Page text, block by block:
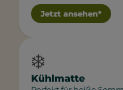
Jetzt ansehen*
❄️
Kühlmatte